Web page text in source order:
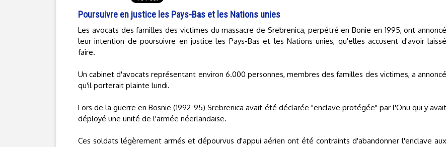
Poursuivre en justice les Pays-Bas et les Nations unies
Les avocats des familles des victimes du massacre de Srebrenica, perpétré en Bonie en 1995, ont annoncé
leur intention de poursuivre en justice les Pays-Bas et les Nations unies, qu'elles accusent d'avoir laissé
faire.
Un cabinet d'avocats représentant environ 6.000 personnes, membres des familles des victimes, a annoncé
qu'il porterait plainte lundi.
Lors de la guerre en Bosnie (1992-95) Srebrenica avait été déclarée "enclave protégée" par l'Onu qui y avait
déployé une unité de l'armée néerlandaise.
Ces soldats légèrement armés et dépourvus d'appui aérien ont été contraints d'abandonner l'enclave aux